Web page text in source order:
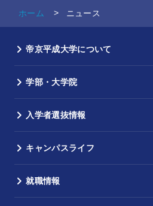
ホーム ニュース
帝京平成大学について
学部・大学院
入学者選抜情報
キャンパスライフ
就職情報